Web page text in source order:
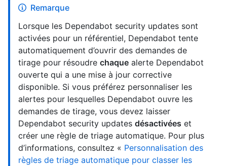
Remarque
Lorsque les Dependabot security updates sont
activées pour un référentiel, Dependabot tente
automatiquement d’ouvrir des demandes de
tirage pour résoudre chaque alerte Dependabot
ouverte qui a une mise à jour corrective
disponible. Si vous préférez personnaliser les
alertes pour lesquelles Dependabot ouvre les
demandes de tirage, vous devez laisser
Dependabot security updates désactivées et
créer une règle de triage automatique. Pour plus
d’informations, consultez « Personnalisation des
règles de triage automatique pour classer les